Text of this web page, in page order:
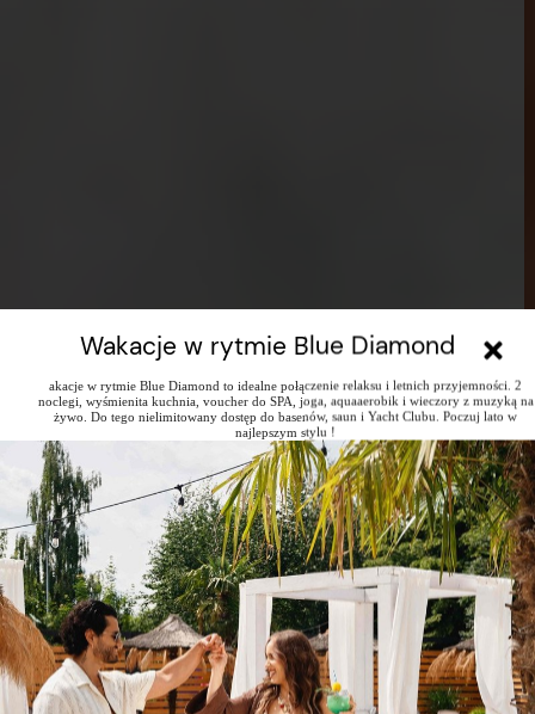
Wakacje w rytmie Blue Diamond
akacje w rytmie Blue Diamond to idealne połączenie relaksu i letnich przyjemności. 2
noclegi, wyśmienita kuchnia, voucher do SPA, joga, aquaaerobik i wieczory z muzyką na
żywo. Do tego nielimitowany dostęp do basenów, saun i Yacht Clubu. Poczuj lato w
najlepszym stylu !